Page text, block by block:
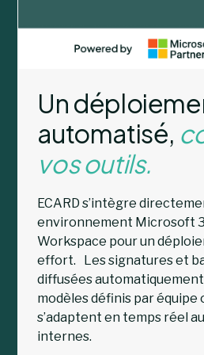
Un
automatisé,
vos outils.
ECARD s’intègre
environnement Microsoft
Workspace pour un
effort. Les signatures et
diffusées
modèles définis par équipe
s’adaptent en temps réel
internes.